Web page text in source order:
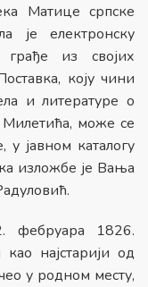
Матице српске
је електронску
грађе из својих
коју чини
и литературе о
Милетића, може се
у јавном каталогу
изложбе је Вања
фебруара 1826.
најстарији од
у родном месту,